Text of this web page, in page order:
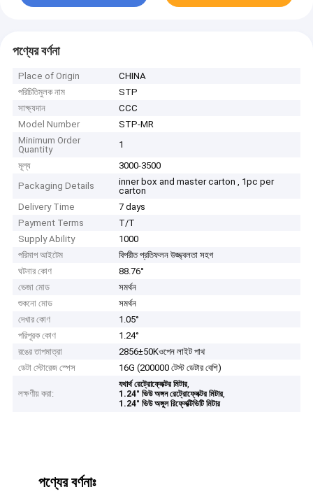
পণ্যের বর্ণনা
Place of Origin
CHINA
পরিচিতিমুলক নাম
STP
সাক্ষ্যদান
CCC
Model Number
STP-MR
Minimum Order
Quantity
1
মূল্য
3000-3500
Packaging Details
inner box and master carton , 1pc per
carton
Delivery Time
7 days
Payment Terms
T/T
Supply Ability
1000
পরিমাপ আইটেম
বিপরীত প্রতিফলন উজ্জ্বলতা সহগ
ঘটনার কোণ
88.76°
ভেজা মোড
সমর্থন
শুকনো মোড
সমর্থন
দেখার কোণ
1.05°
পরিপূরক কোণ
1.24°
রঙের তাপমাত্রা
2856±50Kওপেন লাইট পাথ
ডেটা স্টোরেজ স্পেস
16G (200000 টেস্ট ডেটার বেশি)
লক্ষণীয় করা:
যথার্থ রেট্রোফ্লেক্টর মিটার,
1.24° ভিউ অঙ্গন রেট্রোফ্লেক্টর মিটার,
1.24° ভিউ অঙ্গুল রিফ্লেক্টিভিটি মিটার
পণ্যের বর্ণনাঃ